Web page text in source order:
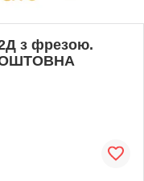
з фрезою.